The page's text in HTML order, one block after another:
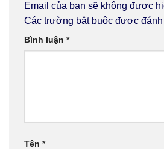
Email của bạn sẽ không được
Các trường bắt buộc được đánh
Bình luận *
Tên *